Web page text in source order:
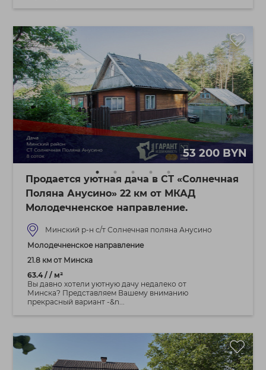
53 200 BYN
Продается уютная дача в СТ «Солнечная
Поляна Анусино» 22 км от МКАД
Молодечненское направление.
Минский р-н с/т Солнечная поляна Анусино
Молодечненское направление
21.8 км от Минска
63.4 / / м²
Вы давно хотели уютную дачу недалеко от
Минска? Представляем Вашему вниманию
прекрасный вариант -&n...